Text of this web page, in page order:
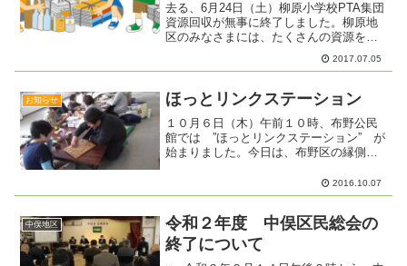
去る、6月24日（土）柳原小学校PTA集団
資源回収が無事に終了しました。柳原地
区のみなさまには、たくさんの資源を提
供していただき、ありがとうございまし
た。当日は、朝方まで開催が心配されま
ビン・アルミ缶・牛...
2017.07.05
お知らせ ほっとリンクステーション
１０月６日（木）午前１０時、布野公民
館では ”ほっとリンクステーション” が
始まりました。今日は、布野区の縁側サ
折り紙をやったり、ねこクリップを作っ
たり、将棋、オセロと、参加者はそれぞ
2016.10.07
中俣地区
令和２年度 中俣区民総会の
終了について